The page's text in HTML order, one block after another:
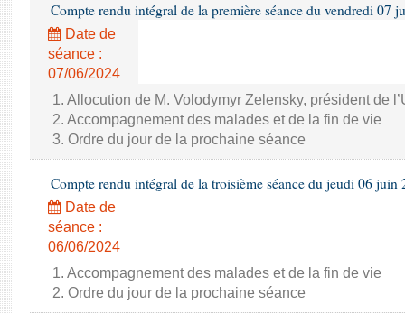
Compte rendu intégral de la première séance du vendredi 07
Date de
séance :
07/06/2024
1. Allocution de M. Volodymyr Zelensky, président de
2. Accompagnement des malades et de la fin de vie
3. Ordre du jour de la prochaine séance
Compte rendu intégral de la troisième séance du jeudi 06 juin
Date de
séance :
06/06/2024
1. Accompagnement des malades et de la fin de vie
2. Ordre du jour de la prochaine séance